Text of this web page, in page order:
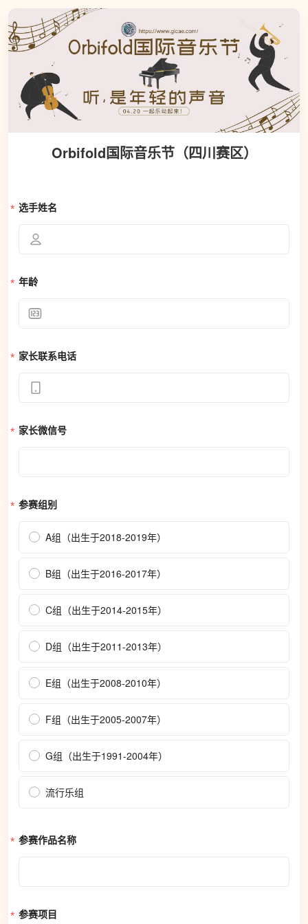
Orbifold国际音乐节（四川赛区）
选手姓名
年龄
家长联系电话
家长微信号
参赛组别
A组（出生于2018-2019年）
B组（出生于2016-2017年）
C组（出生于2014-2015年）
D组（出生于2011-2013年）
E组（出生于2008-2010年）
F组（出生于2005-2007年）
G组（出生于1991-2004年）
流行乐组
参赛作品名称
参赛项目